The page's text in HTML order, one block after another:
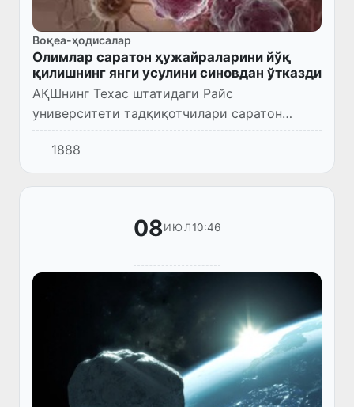
Воқеа-ҳодисалар
Олимлар саратон ҳужайраларини йўқ
қилишнинг янги усулини синовдан ўтказди
АҚШнинг Техас штатидаги Райс
университети тадқиқотчилари саратон
ҳужайраларини кимётерапия ёки жарроҳлик
амалиётисиз йўқ қиладиган технологияни
намойиш этди.
1888
08ИЮЛ10:46